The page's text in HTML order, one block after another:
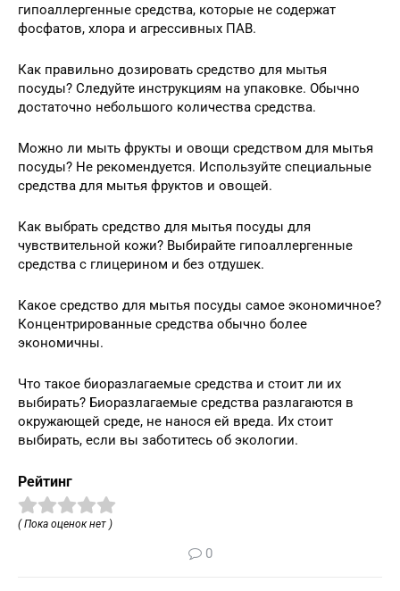
гипоаллергенные средства, которые не содержат
фосфатов, хлора и агрессивных ПАВ.
Как правильно дозировать средство для мытья
посуды? Следуйте инструкциям на упаковке. Обычно
достаточно небольшого количества средства.
Можно ли мыть фрукты и овощи средством для мытья
посуды? Не рекомендуется. Используйте специальные
средства для мытья фруктов и овощей.
Как выбрать средство для мытья посуды для
чувствительной кожи? Выбирайте гипоаллергенные
средства с глицерином и без отдушек.
Какое средство для мытья посуды самое экономичное?
Концентрированные средства обычно более
экономичны.
Что такое биоразлагаемые средства и стоит ли их
выбирать? Биоразлагаемые средства разлагаются в
окружающей среде, не нанося ей вреда. Их стоит
выбирать, если вы заботитесь об экологии.
Рейтинг
( Пока оценок нет )
0